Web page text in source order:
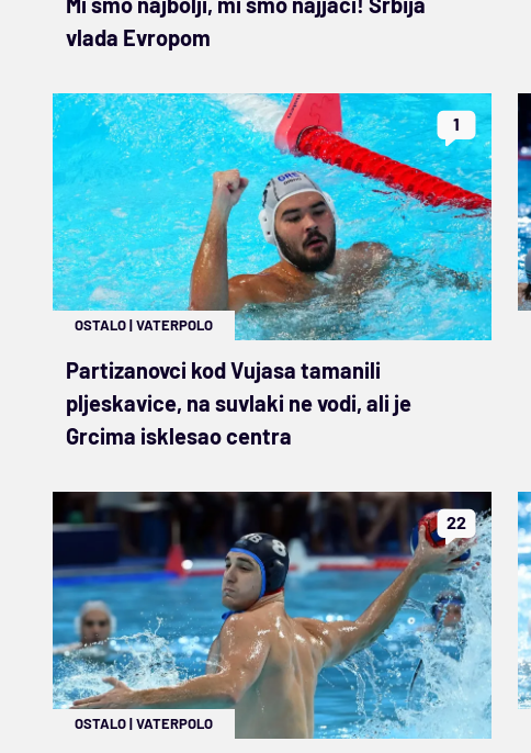
vlada Evropom
1
OSTALO|VATERPOLO
Partizanovci kod Vujasa tamanili
pljeskavice, na suvlaki ne vodi, ali je
Grcima isklesao centra
22
OSTALO|VATERPOLO